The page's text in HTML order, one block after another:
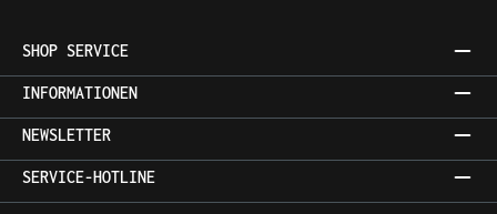
SHOP SERVICE
INFORMATIONEN
NEWSLETTER
SERVICE-HOTLINE